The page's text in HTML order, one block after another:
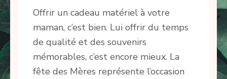
Offrir un cadeau matériel à votre
maman, c’est bien. Lui offrir du temps
de qualité et des souvenirs
mémorables, c’est encore mieux. La
fête des Mères représente l’occasion